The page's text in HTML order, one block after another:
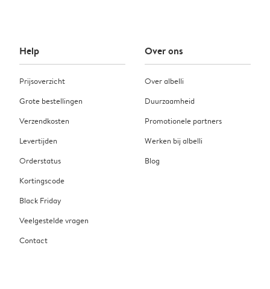
Help
Prijsoverzicht
Grote bestellingen
Verzendkosten
Levertijden
Orderstatus
Kortingscode
Black Friday
Veelgestelde vragen
Contact
Over ons
Over albelli
Duurzaamheid
Promotionele partners
Werken bij albelli
Blog